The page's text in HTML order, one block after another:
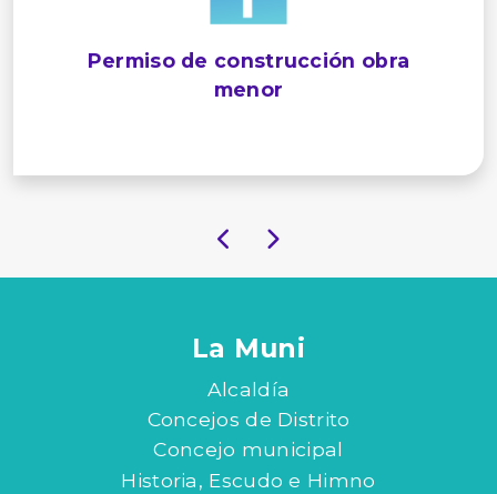
Permiso de construcción obra
menor
La Muni
Alcaldía
Concejos de Distrito
Concejo municipal
Historia, Escudo e Himno